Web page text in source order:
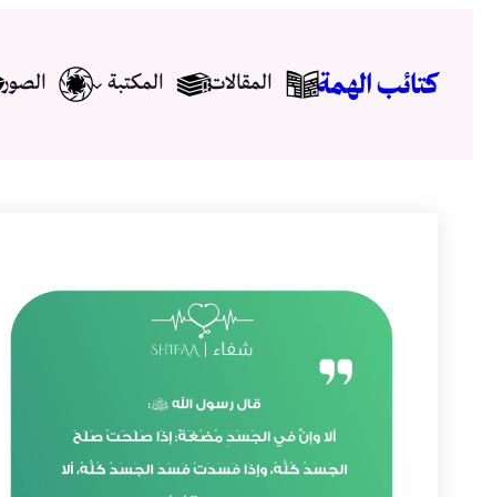
المحتوىكتائب الهمة المقالات المكتبة الصور